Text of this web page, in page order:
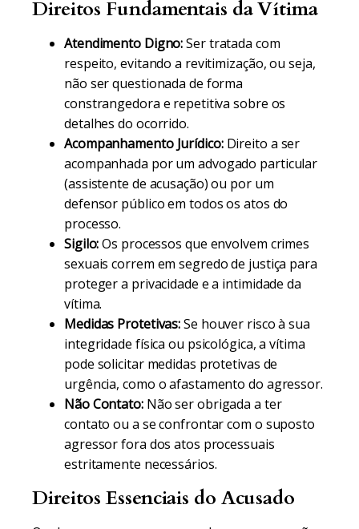
Direitos Fundamentais da Vítima
Atendimento Digno:Ser tratada com
respeito, evitando a revitimização, ou seja,
não ser questionada de forma
constrangedora e repetitiva sobre os
detalhes do ocorrido.
Acompanhamento Jurídico:Direito a ser
acompanhada por um advogado particular
(assistente de acusação) ou por um
defensor público em todos os atos do
processo.
Sigilo:Os processos que envolvem crimes
sexuais correm em segredo de justiça para
proteger a privacidade e a intimidade da
vítima.
Medidas Protetivas:Se houver risco à sua
integridade física ou psicológica, a vítima
pode solicitar medidas protetivas de
urgência, como o afastamento do agressor.
Não Contato:Não ser obrigada a ter
contato ou a se confrontar com o suposto
agressor fora dos atos processuais
estritamente necessários.
Direitos Essenciais do Acusado